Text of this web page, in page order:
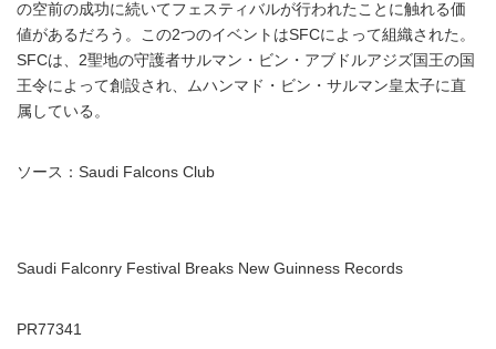
の空前の成功に続いてフェスティバルが行われたことに触れる価
値があるだろう。この2つのイベントはSFCによって組織された。
SFCは、2聖地の守護者サルマン・ビン・アブドルアジズ国王の国
王令によって創設され、ムハンマド・ビン・サルマン皇太子に直
属している。
ソース：Saudi Falcons Club
Saudi Falconry Festival Breaks New Guinness Records
PR77341